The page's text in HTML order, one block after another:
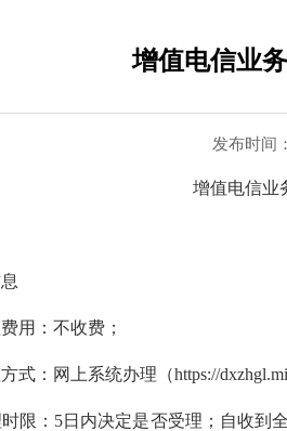
增值电信业
发布时间
增值电信业
用：不收费；
式：网上系统办理（https://
限： 5日 内决定是否受理；自收到